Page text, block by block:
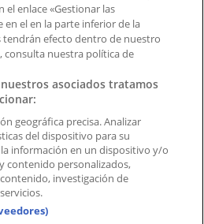
enlace «Gestionar las
en el en la parte inferior de la
tendrán efecto dentro de nuestro
consulta nuestra política de
asociados tratamos
geográfica precisa. Analizar
del dispositivo para su
información en un dispositivo y/o
contenido personalizados,
investigación de